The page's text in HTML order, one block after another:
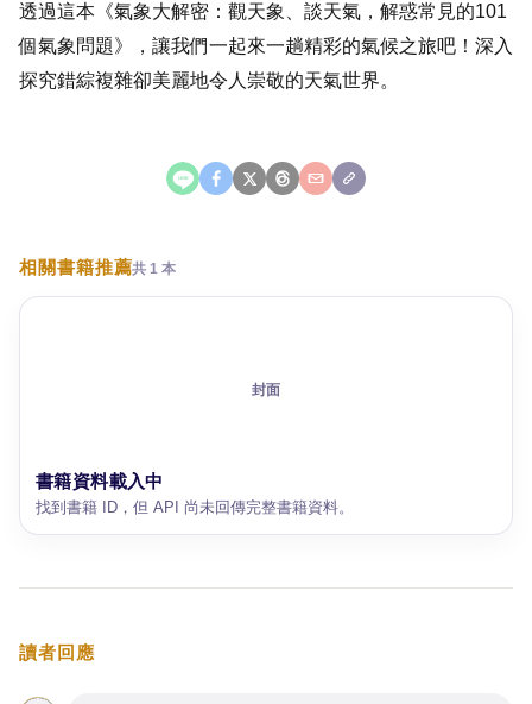
透過這本《氣象大解密：觀天象、談天氣，解惑常見的101
個氣象問題》，讓我們一起來一趟精彩的氣候之旅吧！深入
探究錯綜複雜卻美麗地令人崇敬的天氣世界。
LINE
相關書籍推薦共1 本
封面
書籍資料載入中
找到書籍 ID，但 API 尚未回傳完整書籍資料。
讀者回應